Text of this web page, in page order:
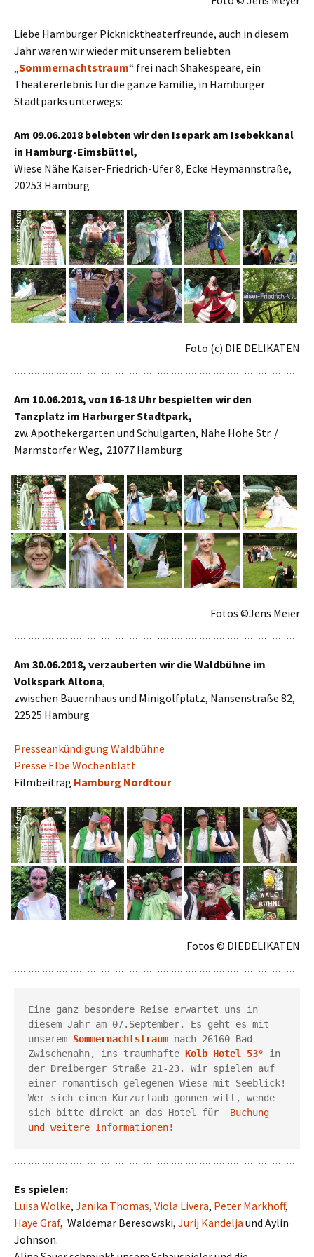
Liebe Hamburger Picknicktheaterfreunde, auch in diesem
Jahr waren wir wieder mit unserem beliebten
Sommernachtstraum“ frei nach Shakespeare, ein
Theatererlebnis für die ganze Familie, in Hamburger
Stadtparks unterwegs:
Am 09.06.2018 belebten wir den Isepark am Isebekkanal
in Hamburg-Eimsbüttel,
Wiese Nähe Kaiser-Friedrich-Ufer 8, Ecke Heymannstraße,
20253 Hamburg
Foto (c) DIE DELIKATEN
Am 10.06.2018, von 16-18 Uhr bespielten wir den
Tanzplatz im Harburger Stadtpark,
zw. Apothekergarten und Schulgarten, Nähe Hohe Str. /
Marmstorfer Weg, 21077 Hamburg
Fotos ©Jens Meier
Am 30.06.2018, verzauberten wir die Waldbühne im
Volkspark Altona,
zwischen Bauernhaus und Minigolfplatz, Nansenstraße 82,
22525 Hamburg
Presseankündigung Waldbühne
Presse Elbe Wochenblatt
Filmbeitrag Hamburg Nordtour
Fotos © DIEDELIKATEN
Eine ganz besondere Reise erwartet uns in
diesem Jahr am 07.September. Es geht es mit
unserem Sommernachtstraum nach 26160 Bad
Zwischenahn, ins traumhafte Kolb Hotel 53° in
der Dreiberger Straße 21-23. Wir spielen auf
einer romantisch gelegenen Wiese mit Seeblick!
Wer sich einen Kurzurlaub gönnen will, wende
sich bitte direkt an das Hotel für Buchung
und weitere Informationen!
Es spielen:
Luisa Wolke, Janika Thomas, Viola Livera, Peter Markhoff,
Haye Graf, Waldemar Beresowski, Jurij Kandelja und Aylin
Johnson.